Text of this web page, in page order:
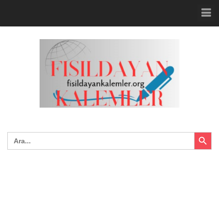
Search
for:
Search Button